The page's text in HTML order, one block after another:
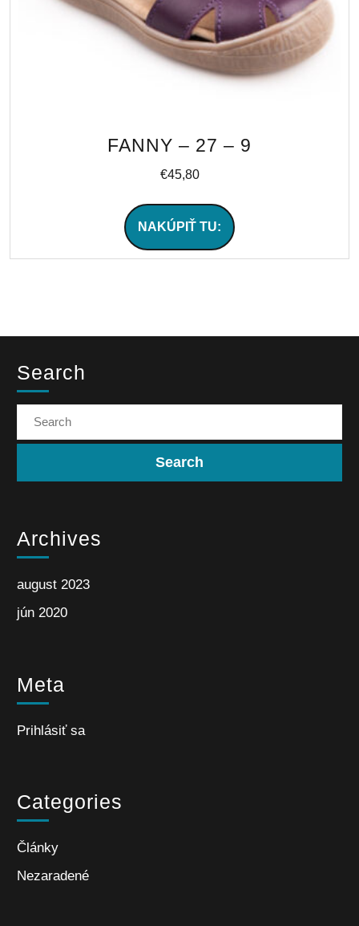
FANNY – 27 – 9
€45,80
NAKÚPIŤ TU:
Search
Archives
august 2023
jún 2020
Meta
Prihlásiť sa
Categories
Články
Nezaradené